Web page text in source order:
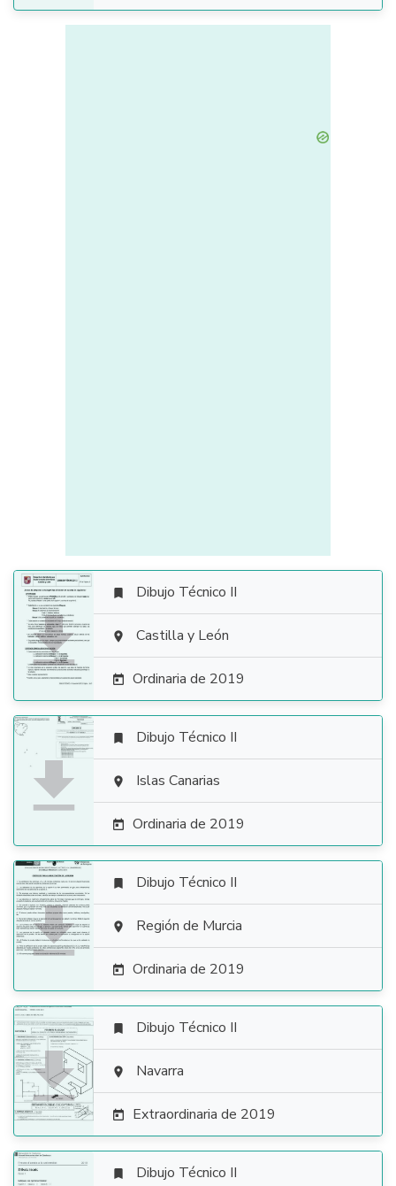

 Dibujo Técnico II
 Castilla y León
 Ordinaria de 2019

 Dibujo Técnico II
 Islas Canarias
 Ordinaria de 2019

 Dibujo Técnico II
 Región de Murcia
 Ordinaria de 2019

 Dibujo Técnico II
 Navarra
 Extraordinaria de 2019
 Dibujo Técnico II